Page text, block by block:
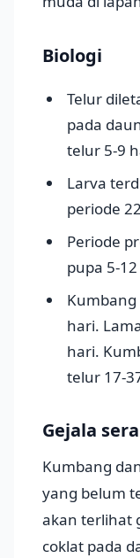
Biologi
Telur
pada
telur 5-9
Larva
periode
Periode
pupa 5-
hari.
hari.
telur 17-
Gejala
Kumbang
yang belum
akan terlihat
coklat pada